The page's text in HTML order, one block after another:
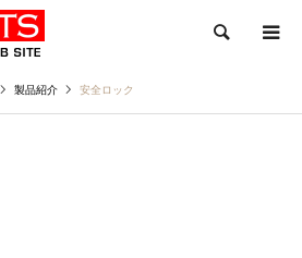
検索
製品紹介 安全ロック